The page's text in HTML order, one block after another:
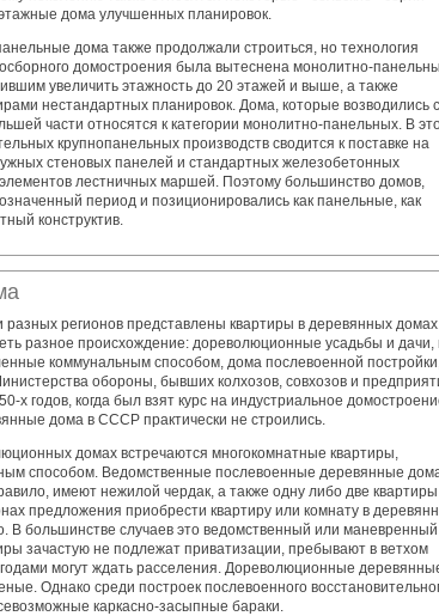
дома улучшенных планировок.
дома также продолжали строиться, но технология
домостроения была вытеснена монолитно-
увеличить этажность до 20 этажей и выше, а также
нестандартных планировок. Дома, которые возводились с
части относятся к категории монолитно-панельных. В
крупнопанельных производств сводится к поставке на
стеновых панелей и стандартных железобетонных
лестничных маршей. Поэтому большинство домов,
период и позиционировались как панельные, как
конструктив.
регионов представлены квартиры в деревянных
разное происхождение: дореволюционные усадьбы и дачи,
коммунальным способом, дома послевоенной
обороны, бывших колхозов, совхозов и
х годов, когда был взят курс на индустриальное
дома в СССР практически не строились.
домах встречаются многокомнатные квартиры,
способом. Ведомственные послевоенные деревянные
имеют нежилой чердак, а также одну либо две
предложения приобрести квартиру или комнату в
В большинстве случаев это ведомственный или маневренный
зачастую не подлежат приватизации, пребывают в ветхом
могут ждать расселения. Дореволюционные
Однако среди построек послевоенного
каркасно-засыпные бараки.